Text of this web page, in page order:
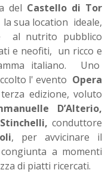
del Castello di Tor
sua location ideale,
al nutrito pubblico
e neofiti, un ricco e
italiano. Uno
l' evento Opera
edizione, voluto
D’Alterio,
conduttore
, per avvicinare il
a momenti
di piatti ricercati.